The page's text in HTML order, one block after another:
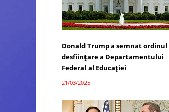
Donald Trump a semnat ordinul
desființare a Departamentului
Federal al Educației
21/03/2025